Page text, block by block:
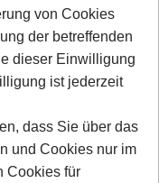
von Cookies
der betreffenden
dieser Einwilligung
ist jederzeit
dass Sie über das
und Cookies nur im
Cookies für